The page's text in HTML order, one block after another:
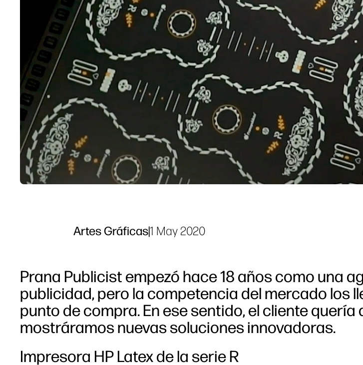
Artes Gráficas|1 May 2020
Prana Publicist empezó hace 18 años como una
publicidad, pero la competencia del mercado los
punto de compra. En ese sentido, el cliente quería
mostráramos nuevas soluciones innovadoras.
Impresora HP Latex de la serie R